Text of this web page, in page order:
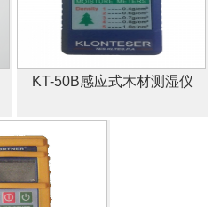
KT-50B感应式木材测湿仪